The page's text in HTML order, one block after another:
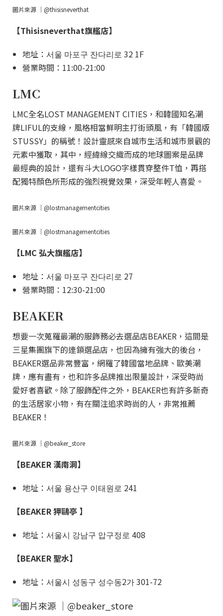
圖片來源 ｜@thisisneverthat
【Thisisneverthat旗艦店】
地址：서울 마포구 잔다리로 32 1F
營業時間：11:00-21:00
LMC
LMC全名LOST MANAGEMENT CITIES，和韓國知名潮
牌LIFUL的支線，風格相當鮮明主打街頭風，有「韓國版
STUSSY」的稱號！設計靈感來自城市生活和城市景觀的
元素中獲取，其中，經緯線交織而成的地球圖案是品牌
最經典的設計，還有斗大LOGO字樣貫穿整件T恤，再搭
配獨特顏色所形成的強烈視覺效果，深受年輕人喜愛。
圖片來源 ｜@lostmanagementcities
圖片來源 ｜@lostmanagementcities
【LMC 弘大旗艦店】
地址：서울 마포구 잔다리로 27
營業時間：12:30-21:00
BEAKER
想要一次蒐羅最潮的服飾務必去選品店BEAKER，這間是
三星集團旗下的連鎖選品店，也因為擁有強大的後台，
BEAKER選品非常豐富，網羅了韓國當地品牌、歐美潮
牌，應有盡有，也和許多品牌推出限量設計，深受時尚
愛好者喜歡。除了服飾配件之外，BEAKER也有許多新奇
的生活居家小物，有在關注追求時尚的人，非常推薦
BEAKER！
圖片來源 ｜@beaker_store
【BEAKER 漢南洞】
地址：서울 용산구 이태원로 241
【BEAKER 狎鷗亭 】
地址：서울시 강남구 압구정로 408
【BEAKER 聖水】
地址：서울시 성동구 성수동2가 301-72